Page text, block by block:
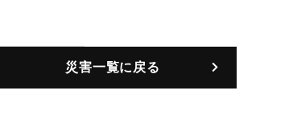
災害一覧に戻る